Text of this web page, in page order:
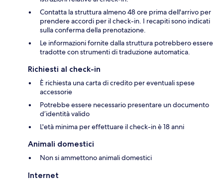
Contatta la struttura almeno 48 ore prima dell'arrivo per
prendere accordi per il check-in. I recapiti sono indicati
sulla conferma della prenotazione.
Le informazioni fornite dalla struttura potrebbero essere
tradotte con strumenti di traduzione automatica.
Richiesti al check-in
È richiesta una carta di credito per eventuali spese
accessorie
Potrebbe essere necessario presentare un documento
d’identità valido
L'età minima per effettuare il check-in è 18 anni
Animali domestici
Non si ammettono animali domestici
Internet